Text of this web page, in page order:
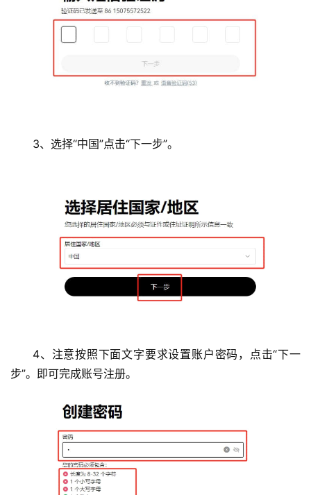
3、选择“中国”点击“下一步”。
4、注意按照下面文字要求设置账户密码，点击“下一
步”。即可完成账号注册。